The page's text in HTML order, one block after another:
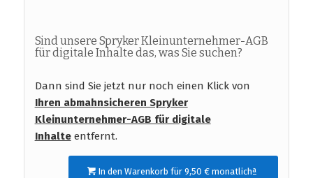
Sind unsere Spryker Kleinunternehmer-AGB
für digitale Inhalte das, was Sie suchen?
Dann sind Sie jetzt nur noch einen Klick von
Ihren abmahnsicheren Spryker
Kleinunternehmer-AGB für digitale
Inhalteentfernt.
In den Warenkorb für 9,50 € monatlichª